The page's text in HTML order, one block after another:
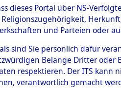
Dachau
→0013
dieses Portal über NS-
und Parteien oder
sind Sie persönlich dafür
Belange Dritter
respektieren. Der ITS
verantwortlich gemacht